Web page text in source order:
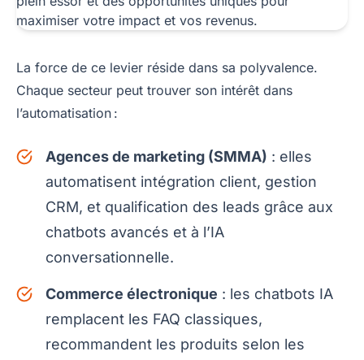
La force de ce levier réside dans sa polyvalence.
Chaque secteur peut trouver son intérêt dans
l’automatisation :
Agences de marketing (SMMA) : elles
automatisent intégration client, gestion
CRM, et qualification des leads grâce aux
chatbots avancés et à l’IA
conversationnelle.
Commerce électronique : les chatbots IA
remplacent les FAQ classiques,
recommandent les produits selon les